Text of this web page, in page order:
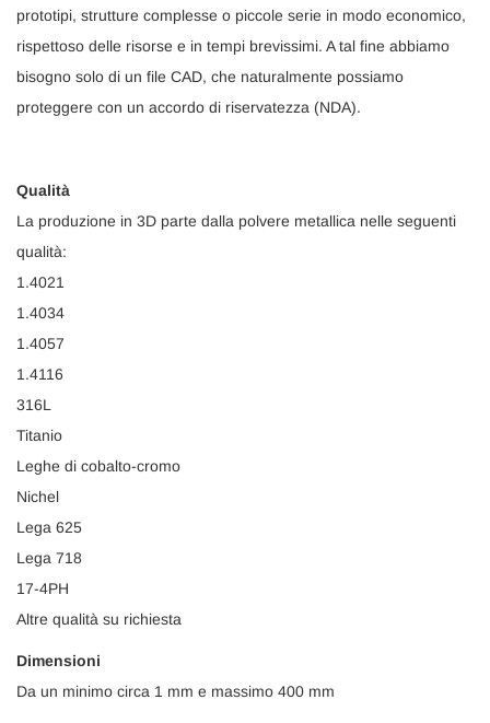
prototipi, strutture complesse o piccole serie in modo economico,
rispettoso delle risorse e in tempi brevissimi. A tal fine abbiamo
bisogno solo di un file CAD, che naturalmente possiamo
proteggere con un accordo di riservatezza (NDA).
Qualità
La produzione in 3D parte dalla polvere metallica nelle seguenti
qualità:
1.4021
1.4034
1.4057
1.4116
316L
Titanio
Leghe di cobalto-cromo
Nichel
Lega 625
Lega 718
17-4PH
Altre qualità su richiesta
Dimensioni
Da un minimo circa 1 mm e massimo 400 mm